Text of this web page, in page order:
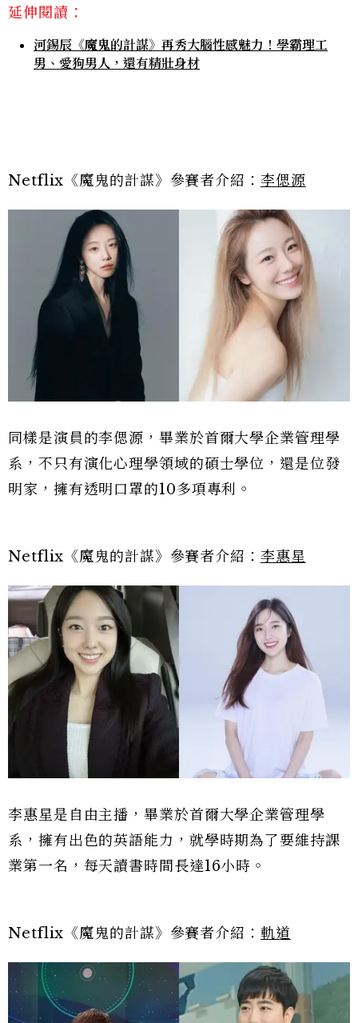
延伸閱讀：
河錫辰《魔鬼的計謀》再秀大腦性感魅力！學霸理工
男、愛狗男人，還有精壯身材
Netflix《魔鬼的計謀》參賽者介紹： 李偲源
同樣是演員的李偲源，畢業於首爾大學企業管理學
系，不只有演化心理學領域的碩士學位，還是位發
明家，擁有透明口罩的10多項專利。
Netflix《魔鬼的計謀》參賽者介紹： 李惠星
李惠星是自由主播，畢業於首爾大學企業管理學
系，擁有出色的英語能力，就學時期為了要維持課
業第一名，每天讀書時間長達16小時。
Netflix《魔鬼的計謀》參賽者介紹： 軌道